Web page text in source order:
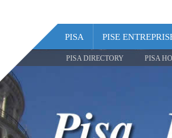
PISA PISE
PISA DIRECTORY PISA